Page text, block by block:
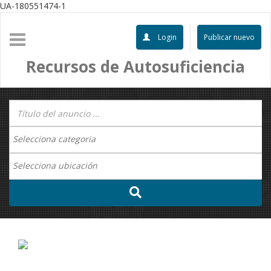
UA-180551474-1
Publicar nuevo
Login
Recursos de Autosuficiencia